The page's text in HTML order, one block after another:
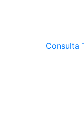
Consulta